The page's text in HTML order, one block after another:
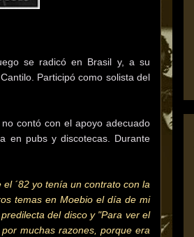
se radicó en Brasil y, a su
Participó como solista del
contó con el apoyo adecuado
en pubs y discotecas. Durante
´82 yo tenía un contrato con la
temas en Moebio el día de mi
del disco y "Para ver el
muchas razones, porque era